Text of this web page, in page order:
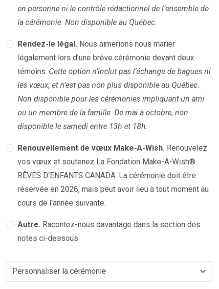
en personne ni le contrôle rédactionnel de l’ensemble de
la cérémonie. Non disponible au Québec.
Rendez-le légal. Nous aimerions nous marier
légalement lors d’une brève cérémonie devant deux
témoins. Cette option n’inclut pas l’échange de bagues ni
les vœux, et n’est pas non plus disponible au Québec.
Non disponible pour les cérémonies impliquant un ami
ou un membre de la famille. De mai à octobre, non
disponible le samedi entre 13h et 18h.
Renouvellement de vœux Make-A-Wish. Renouvelez
vos vœux et soutenez La Fondation Make-A-Wish®
RÊVES D'ENFANTS CANADA. La cérémonie doit être
réservée en 2026, mais peut avoir lieu à tout moment au
cours de l'année suivante.
Autre. Racontez-nous davantage dans la section des
notes ci-dessous.